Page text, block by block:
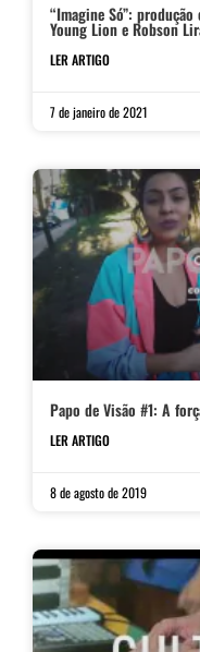
“Imagine Só”:
Young Lion e Robson
LER ARTIGO
7 de janeiro de 2021
Papo de Visão #1: A
LER ARTIGO
8 de agosto de 2019